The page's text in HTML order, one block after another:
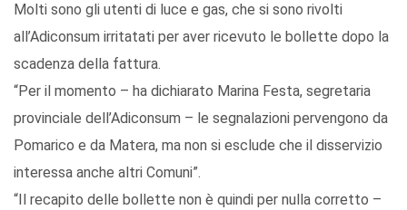
Molti sono gli utenti di luce e gas, che si sono rivolti
all’Adiconsum irritatati per aver ricevuto le bollette dopo la
scadenza della fattura.
“Per il momento – ha dichiarato Marina Festa, segretaria
provinciale dell’Adiconsum – le segnalazioni pervengono da
Pomarico e da Matera, ma non si esclude che il disservizio
interessa anche altri Comuni”.
“Il recapito delle bollette non è quindi per nulla corretto –